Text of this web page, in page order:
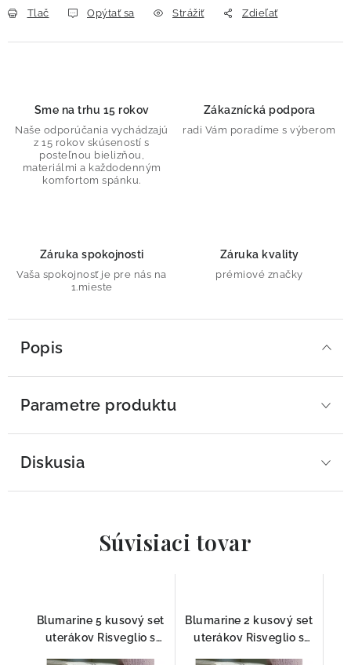
Tlač Opýtať sa Strážiť Zdieľať
Sme na trhu 15 rokov
Naše odporúčania vychádzajú
z 15 rokov skúseností s
posteľnou bielizňou,
materiálmi a každodenným
komfortom spánku.
Zákaznícká podpora
radi Vám poradíme s výberom
Záruka spokojnosti
Vaša spokojnosť je pre nás na
1.mieste
Záruka kvality
prémiové značky
Popis
Parametre produktu
Diskusia
Súvisiaci tovar
Blumarine 5 kusový set
uterákov Risveglio s
Blumarine 2 kusový set
uterákov Risveglio s